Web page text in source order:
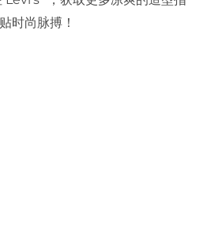
时尚脉搏！